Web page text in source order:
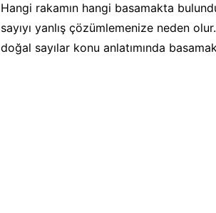
Hangi rakamın hangi basamakta
sayıyı yanlış çözümlemenize neden
doğal sayılar konu anlatımında